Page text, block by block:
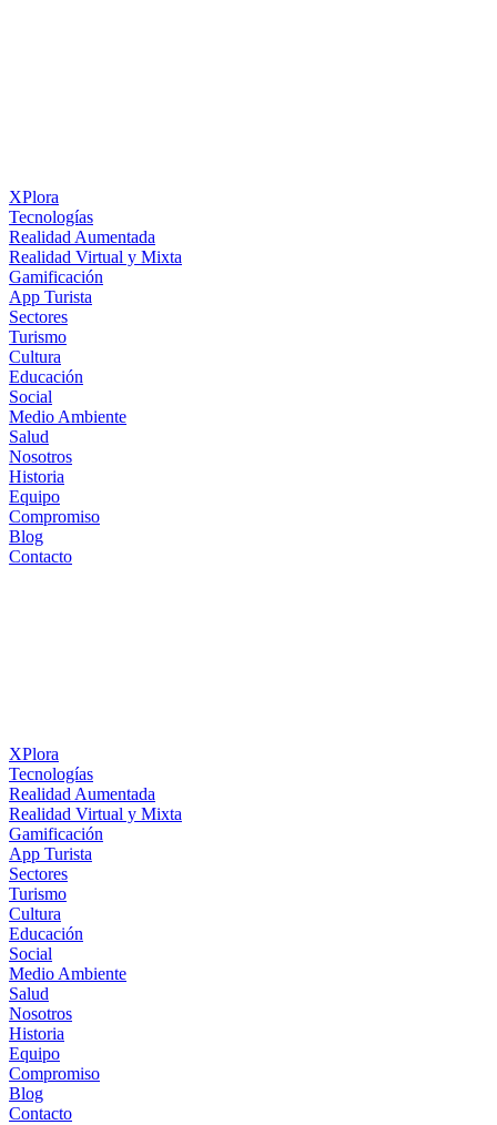
XPlora
Tecnologías
Realidad Aumentada
Realidad Virtual y Mixta
Gamificación
App Turista
Sectores
Turismo
Cultura
Educación
Social
Medio Ambiente
Salud
Nosotros
Historia
Equipo
Compromiso
Blog
Contacto
XPlora
Tecnologías
Realidad Aumentada
Realidad Virtual y Mixta
Gamificación
App Turista
Sectores
Turismo
Cultura
Educación
Social
Medio Ambiente
Salud
Nosotros
Historia
Equipo
Compromiso
Blog
Contacto